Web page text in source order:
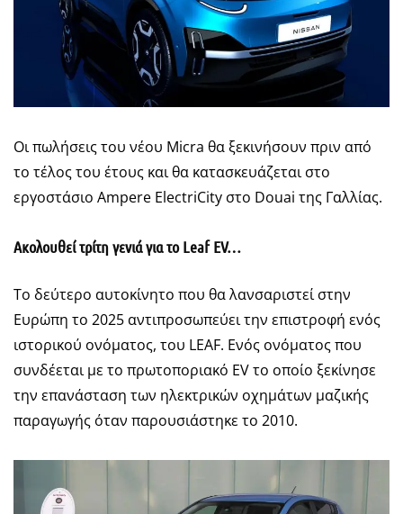
Οι πωλήσεις του νέου Micra θα ξεκινήσουν πριν από
το τέλος του έτους και θα κατασκευάζεται στο
εργοστάσιο Ampere ElectriCity στο Douai της Γαλλίας.
Ακολουθεί τρίτη γενιά για το Leaf EV…
Το δεύτερο αυτοκίνητο που θα λανσαριστεί στην
Ευρώπη το 2025 αντιπροσωπεύει την επιστροφή ενός
ιστορικού ονόματος, του LEAF. Ενός ονόματος που
συνδέεται με το πρωτοποριακό EV το οποίο ξεκίνησε
την επανάσταση των ηλεκτρικών οχημάτων μαζικής
παραγωγής όταν παρουσιάστηκε το 2010.